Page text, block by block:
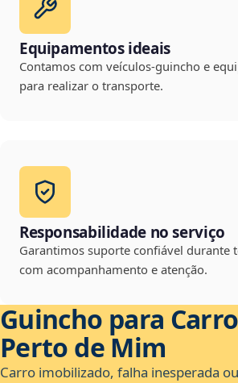
Equipamentos ideais
Contamos com veículos-guincho e
para realizar o transporte.
Responsabilidade no serviço
Garantimos suporte confiável durante
com acompanhamento e atenção.
Guincho para Carro
Perto de Mim
Carro imobilizado, falha inesperada